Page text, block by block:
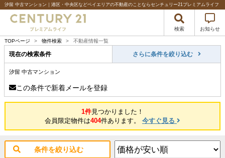
汐留 中古マンション｜港区・中央区などベイエリアの不動産のことならセンチュリー21プレミアムライフ
検索 お知らせ
TOPページ > 物件検索 > 不動産情報一覧
現在の検索条件 さらに条件を絞り込む
汐留 中古マンション
この条件で新着メールを登録
1件見つかりました！
会員限定物件は404件あります。 今すぐ見る
条件を絞り込む